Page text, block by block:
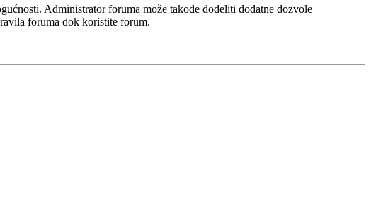
Administrator foruma može takođe dodeliti dodatne dozvole
foruma dok koristite forum.